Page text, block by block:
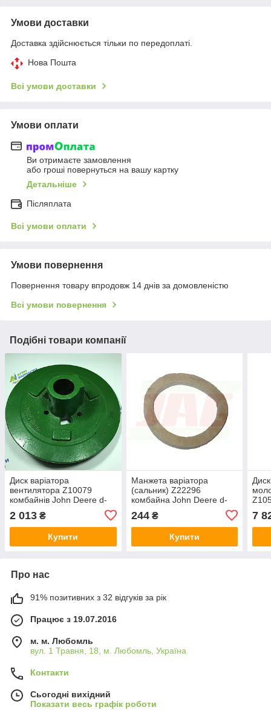
Умови доставки
Доставка здійснюється тільки по передоплаті.
Нова Пошта
Всі умови доставки
Умови оплати
Ви отримаєте замовлення
або гроші повернуться на вашу картку
Детальніше
Післяплата
Всі умови оплати
Умови повернення
Повернення товару впродовж 14 днів за домовленістю
Всі умови повернення
Подібні товари компанії
Диск варіатора
вентилятора Z10079
комбайнів John Deere d-
2 013 ₴
Купити
Манжета варіатора
(сальник) Z22296
комбайна John Deere d-
244₴
Купити
7
Про нас
91% позитивних з 32 відгуків за рік
Працює з 19.07.2016
м. м. Любомль
вул. 1 Травня, 18, м. Любомль, Україна
Контакти
Сьогодні вихідний
Показати весь графік роботи